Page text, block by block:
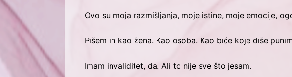
Ovo su moja razmišljanja, moje istine, moje emocije,
Pišem ih kao žena. Kao osoba. Kao biće koje diše
Imam invaliditet, da. Ali to nije sve što jesam.